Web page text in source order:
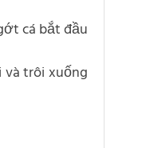
cá bắt đầu
trôi xuống